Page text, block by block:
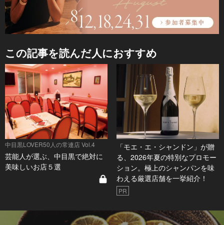
この記事を読んだ人におすすめ
中目黒LOVER50人の常連店 Vol.4
芸能人が選ぶ、中目黒で絶対に
美味しいお店５選
「モエ・エ・シャンドン」が贈
る、2026年夏の特別なプロモー
ション。極上のシャンパンを味
わえる厳選店舗を一挙紹介！
PR